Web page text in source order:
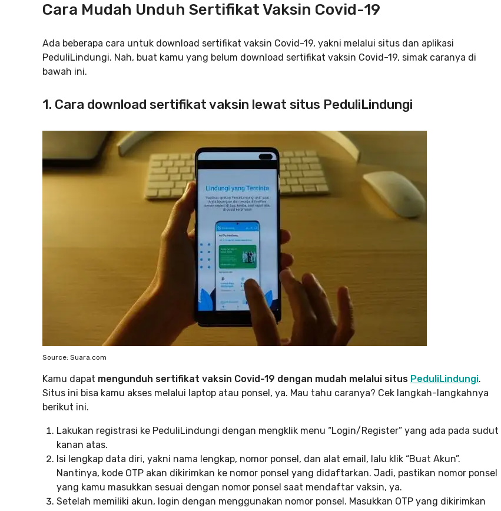
Cara Mudah Unduh Sertifikat Vaksin Covid-19
Ada beberapa cara untuk download sertifikat vaksin Covid-19, yakni melalui situs dan aplikasi
PeduliLindungi. Nah, buat kamu yang belum download sertifikat vaksin Covid-19, simak caranya di
bawah ini.
1. Cara download sertifikat vaksin lewat situs PeduliLindungi
Source: Suara.com
Kamu dapat mengunduh sertifikat vaksin Covid-19 dengan mudah melalui situs PeduliLindungi.
Situs ini bisa kamu akses melalui laptop atau ponsel, ya. Mau tahu caranya? Cek langkah-langkahnya
berikut ini.
Lakukan registrasi ke PeduliLindungi dengan mengklik menu “Login/Register” yang ada pada sudut
kanan atas.
Isi lengkap data diri, yakni nama lengkap, nomor ponsel, dan alat email, lalu klik “Buat Akun”.
Nantinya, kode OTP akan dikirimkan ke nomor ponsel yang didaftarkan. Jadi, pastikan nomor ponsel
yang kamu masukkan sesuai dengan nomor ponsel saat mendaftar vaksin, ya.
Setelah memiliki akun, login dengan menggunakan nomor ponsel. Masukkan OTP yang dikirimkan